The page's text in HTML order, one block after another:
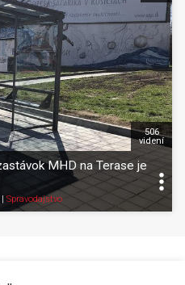
MHD na Terase je
Spravodajstvo
506
videní